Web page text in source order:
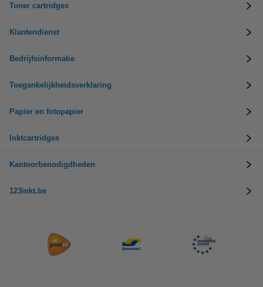
Toner cartridges
Klantendienst
Bedrijfsinformatie
Toegankelijkheidsverklaring
Papier en fotopapier
Inktcartridges
Kantoorbenodigdheden
123inkt.be